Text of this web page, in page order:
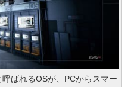
ばれるOSが、PCからスマー